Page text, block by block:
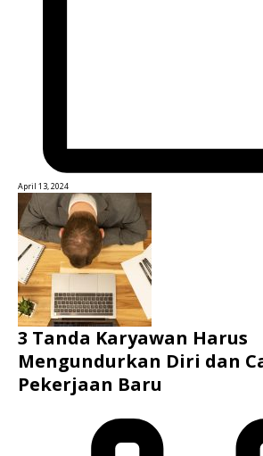
April 13, 2024
3 Tanda Karyawan Harus
Mengundurkan Diri dan
Pekerjaan Baru